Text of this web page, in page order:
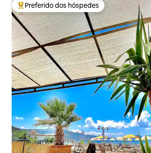
Entre os melhores preferidos dos hóspedes
Preferido dos hóspedes